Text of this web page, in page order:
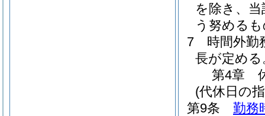
を除き、
う努める
7
時間外勤
長が定める
第4章
(代休日の
第9条
勤務